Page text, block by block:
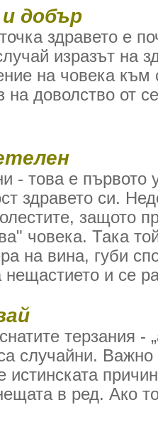
добър
здравето е
изразът на
на човека
на доволство от
- това е първото
здравето си.
защото
човека. Така
на вина, губи
и се
терзания -
случайни.
истинската
в ред. Ако